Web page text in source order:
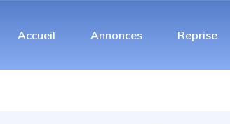
Accueil Annonces Reprise